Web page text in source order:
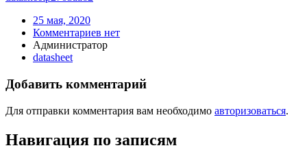
25 мая, 2020
Комментариев нет
Администратор
datasheet
Добавить комментарий
Для отправки комментария вам необходимо авторизоваться.
Навигация по записям